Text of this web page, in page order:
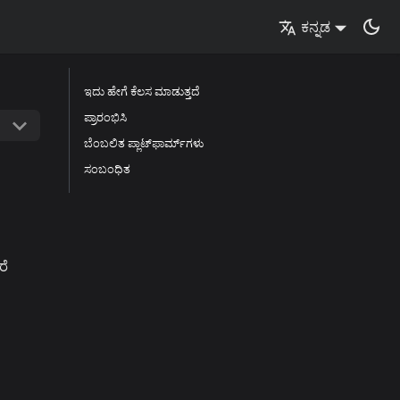
ಕನ್ನಡ
ಇದು ಹೇಗೆ ಕೆಲಸ ಮಾಡುತ್ತದೆ
ಪ್ರಾರಂಭಿಸಿ
ಬೆಂಬಲಿತ ಪ್ಲಾಟ್‌ಫಾರ್ಮ್‌ಗಳು
ಸಂಬಂಧಿತ